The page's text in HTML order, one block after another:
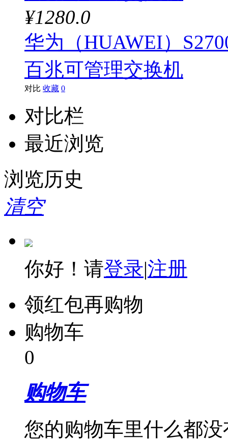
锐捷
施索
播客莱
¥1280.0
华为（HUAWEI）
百兆可管理交换机
对比 收藏 0
对比栏
最近浏览
浏览历史
清空
你好！请登录|注册
领红包再购物
购物车
0
购物车
您的购物车里什么都没